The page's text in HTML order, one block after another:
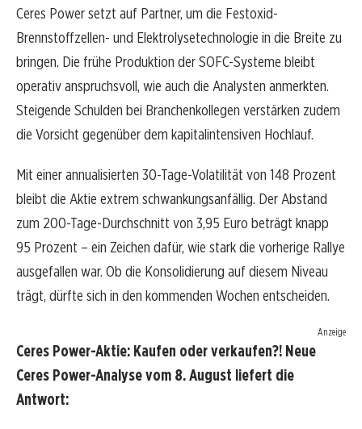
Ceres Power setzt auf Partner, um die Festoxid-
Brennstoffzellen- und Elektrolysetechnologie in die Breite zu
bringen. Die frühe Produktion der SOFC-Systeme bleibt
operativ anspruchsvoll, wie auch die Analysten anmerkten.
Steigende Schulden bei Branchenkollegen verstärken zudem
die Vorsicht gegenüber dem kapitalintensiven Hochlauf.
Mit einer annualisierten 30-Tage-Volatilität von 148 Prozent
bleibt die Aktie extrem schwankungsanfällig. Der Abstand
zum 200-Tage-Durchschnitt von 3,95 Euro beträgt knapp
95 Prozent – ein Zeichen dafür, wie stark die vorherige Rallye
ausgefallen war. Ob die Konsolidierung auf diesem Niveau
trägt, dürfte sich in den kommenden Wochen entscheiden.
Anzeige
Ceres Power-Aktie: Kaufen oder verkaufen?! Neue
Ceres Power-Analyse vom 8. August liefert die
Antwort: